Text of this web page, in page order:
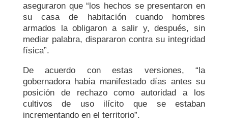
aseguraron que “los hechos se presentaron en
su casa de habitación cuando hombres
armados la obligaron a salir y, después, sin
mediar palabra, dispararon contra su integridad
física”.
De acuerdo con estas versiones, “la
gobernadora había manifestado días antes su
posición de rechazo como autoridad a los
cultivos de uso ilícito que se estaban
incrementando en el territorio”.